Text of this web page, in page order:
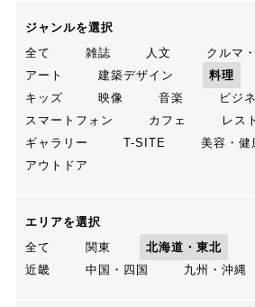
ジャンルを選択
全て
雑誌 人文
クルマ
アート
建築デザイン 料理
キッズ
映像 音楽
ビジ
スマートフォン
カフェ レス
ギャラリー
T-SITE 美容・健
アウトドア
エリアを選択
全て
関東 北海道・東北
近畿
中国・四国 九州・沖縄